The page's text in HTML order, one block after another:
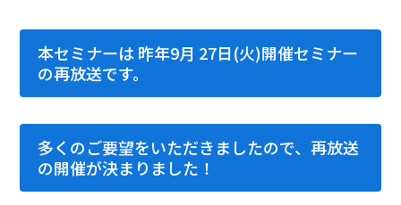
本セミナーは 昨年9月 27日(火)開催セミナー
の再放送です。
多くのご要望をいただきましたので、再放送
の開催が決まりました！